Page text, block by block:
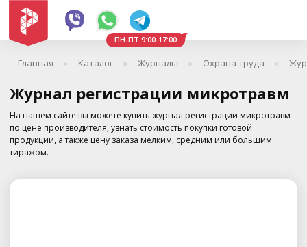
ПН-ПТ 9:00-17:00
Главная Каталог Журналы Охрана труда
Журнал регистрации микротравм
На нашем сайте вы можете купить журнал регистрации микротравм
по цене производителя, узнать стоимость покупки готовой
продукции, а также цену заказа мелким, средним или большим
тиражом.